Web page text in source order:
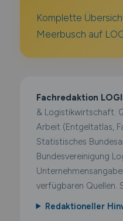
Komplette
Meerbusch auf
Fachredaktion
& Logistikwirtschaft.
Arbeit (Entgeltatlas,
Statistisches
Bundesvereinigung
verfügbaren Quellen.
Redaktioneller